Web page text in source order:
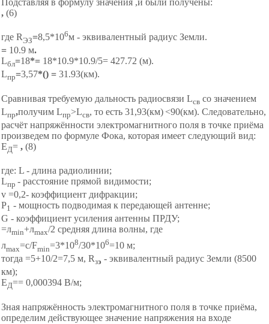
, (6)
где RЭЗ=8,5*106м - эквивалентный радиус Земли.
= 10.9 м.
Lбл=18*= 18*10.9*10.9/5= 427.72 (м).
Lпр=3,57*() = 31.93(км).
Сравнивая требуемую дальность радиосвязи Lсв со значением
Lпр,получим Lпр>Lсв, то есть 31,93(км) <90(км). Следовательно,
расчёт напряжённости электромагнитного поля в точке приёма
произведем по формуле Фока, которая имеет следующий вид:
EД= , (8)
где: L - длина радиолинии;
Lпр - расстояние прямой видимости;
v =0,2- коэффициент дифракции;
P1 - мощность подводимая к передающей антенне;
G - коэффициент усиления антенны ПРДУ;
=лmin+лmaх/2 средняя длина волны, где
лmaх=с/Fmin=3*108/30*106=10 м;
тогда =5+10/2=7,5 м, Rзэ - эквивалентный радиус Земли (8500
км);
EД== 0,000394 В/м;
Зная напряжённость электромагнитного поля в точке приёма,
определим действующее значение напряжения на входе